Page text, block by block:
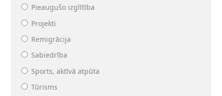
Pieaugušo izglītība
Projekti
Remigrācija
Sabiedrība
Sports, aktīvā atpūta
Tūrisms